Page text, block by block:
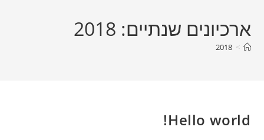
ארכיונים שנתיים: 2018
>
2018
Hello world!